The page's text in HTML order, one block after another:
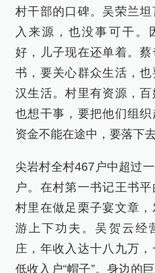
村干部的口碑。吴荣兰
入来源，也没事可干。
好，儿子现在还单着。
书，要关心群众生活，
汉生活。村里有资源，百
也想干事，要把他们组
资金不能在途中，要落下去
尖岩村全村467户中超过
户。在村第一书记王书平
村里在做足栗子宴文章
游上下功夫。吴贺云经
庄，年收入达十八九万，
低收入户“帽子”。身边的